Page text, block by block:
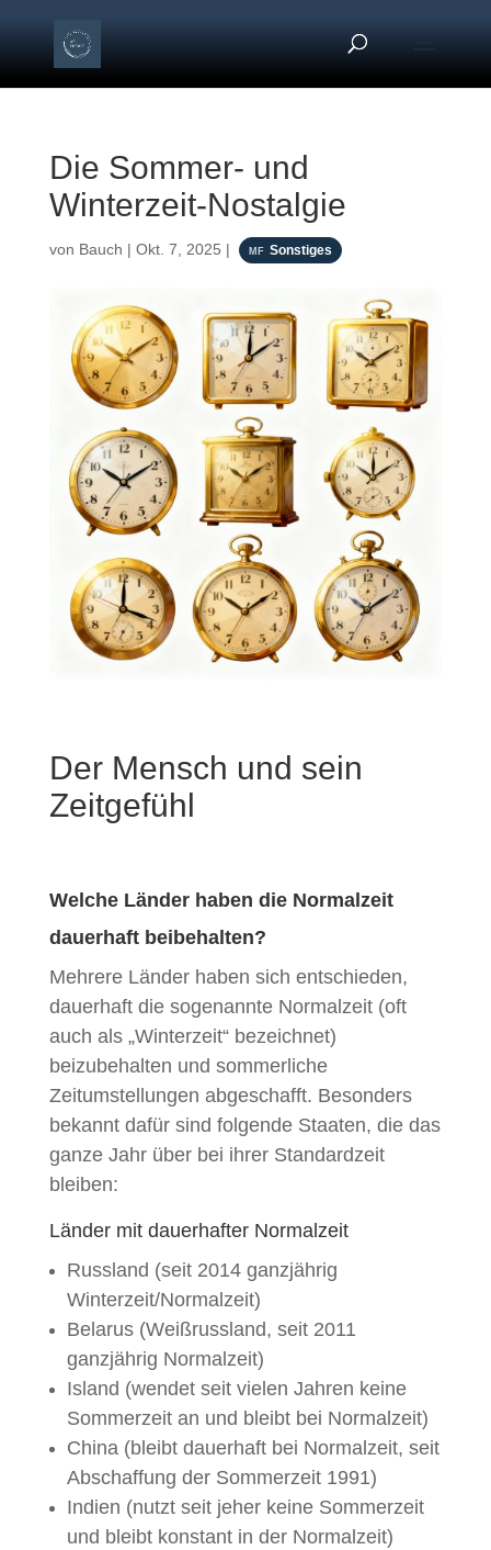
Die Sommer- und
Winterzeit-Nostalgie
von Bauch | Okt. 7, 2025 | Sonstiges
Der Mensch und sein
Zeitgefühl
Welche Länder haben die Normalzeit
dauerhaft beibehalten?
Mehrere Länder haben sich entschieden,
dauerhaft die sogenannte Normalzeit (oft
auch als „Winterzeit“ bezeichnet)
beizubehalten und sommerliche
Zeitumstellungen abgeschafft. Besonders
bekannt dafür sind folgende Staaten, die das
ganze Jahr über bei ihrer Standardzeit
bleiben:
Länder mit dauerhafter Normalzeit
Russland (seit 2014 ganzjährig
Winterzeit/Normalzeit)
Belarus (Weißrussland, seit 2011
ganzjährig Normalzeit)
Island (wendet seit vielen Jahren keine
Sommerzeit an und bleibt bei Normalzeit)
China (bleibt dauerhaft bei Normalzeit, seit
Abschaffung der Sommerzeit 1991)
Indien (nutzt seit jeher keine Sommerzeit
und bleibt konstant in der Normalzeit)